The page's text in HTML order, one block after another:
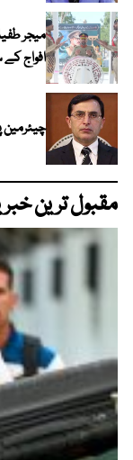
افواج کے
چیئرمین
مقبول ترین